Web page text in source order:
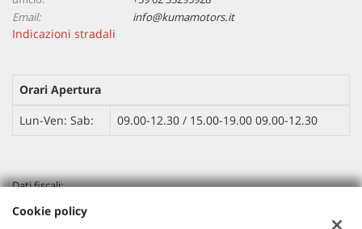
Email:
info@kumamotors.it
Indicazioni stradali
Orari Apertura
Lun-Ven: Sab:
09.00-12.30 / 15.00-19.00 09.00-12.30
Dati fiscali:
KUMA MOTORS SRLS
Via A. Lincoln, 53 Cinisello Balsamo (MI)
Cookie policy